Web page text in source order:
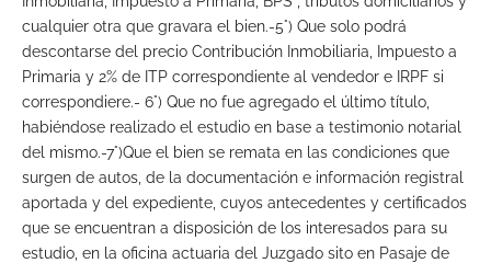
cualquier otra que gravara el bien.-5°) Que solo podrá
descontarse del precio Contribución Inmobiliaria, Impuesto a
Primaria y 2% de ITP correspondiente al vendedor e IRPF si
correspondiere.- 6°) Que no fue agregado el último título,
habiéndose realizado el estudio en base a testimonio notarial
del mismo.-7°)Que el bien se remata en las condiciones que
surgen de autos, de la documentación e información registral
aportada y del expediente, cuyos antecedentes y certificados
que se encuentran a disposición de los interesados para su
estudio, en la oficina actuaria del Juzgado sito en Pasaje de